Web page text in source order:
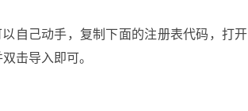
自己动手，复制下面的注册表代码，打
击导入即可。